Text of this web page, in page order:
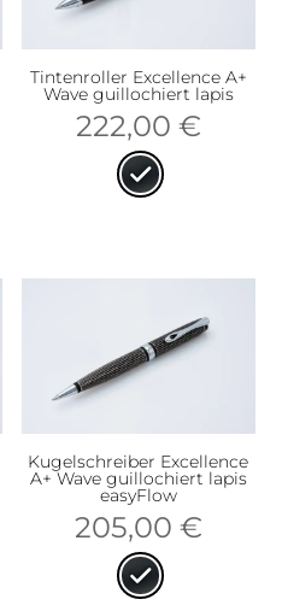
Tintenroller Excellence A+
Wave guillochiert lapis
222,00 €
Kugelschreiber Excellence
A+ Wave guillochiert lapis
easyFlow
205,00 €